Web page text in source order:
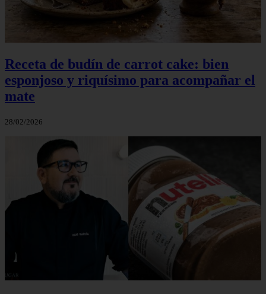
Receta de budín de carrot cake: bien
esponjoso y riquísimo para acompañar el
mate
28/02/2026